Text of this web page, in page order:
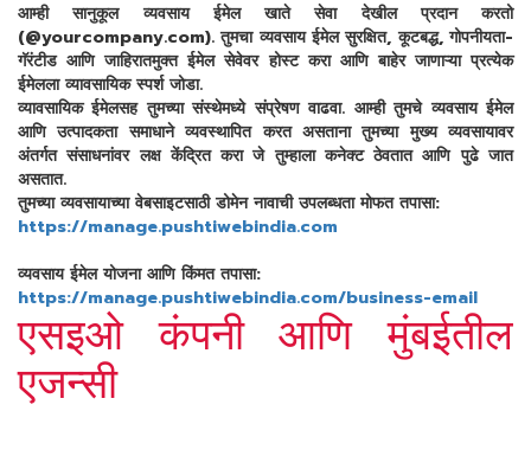
आम्ही सानुकूल व्यवसाय ईमेल खाते सेवा देखील प्रदान करतो
(@yourcompany.com). तुमचा व्यवसाय ईमेल सुरक्षित, कूटबद्ध, गोपनीयता-
गॅरंटीड आणि जाहिरातमुक्त ईमेल सेवेवर होस्ट करा आणि बाहेर जाणाऱ्या प्रत्येक
ईमेलला व्यावसायिक स्पर्श जोडा.
व्यावसायिक ईमेलसह तुमच्या संस्थेमध्ये संप्रेषण वाढवा. आम्ही तुमचे व्यवसाय ईमेल
आणि उत्पादकता समाधाने व्यवस्थापित करत असताना तुमच्या मुख्य व्यवसायावर
अंतर्गत संसाधनांवर लक्ष केंद्रित करा जे तुम्हाला कनेक्ट ठेवतात आणि पुढे जात
असतात.
तुमच्या व्यवसायाच्या वेबसाइटसाठी डोमेन नावाची उपलब्धता मोफत तपासा:
https://manage.pushtiwebindia.com
व्यवसाय ईमेल योजना आणि किंमत तपासा:
https://manage.pushtiwebindia.com/business-email
एसइओ कंपनी आणि मुंबईतील
एजन्सी